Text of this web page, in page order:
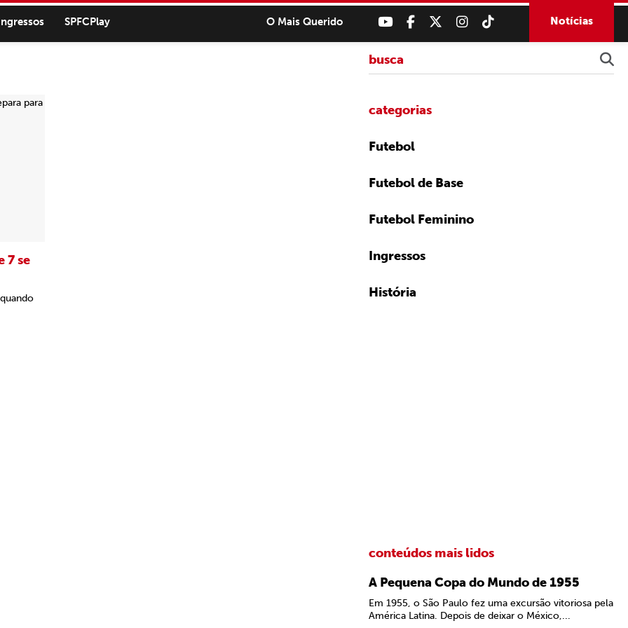
SPFCPlay O Mais Querido Notícias
7 se
categorias
Futebol
Futebol de Base
Futebol Feminino
Ingressos
História
conteúdos mais lidos
A Pequena Copa do Mundo de 1955
Em 1955, o São Paulo fez uma excursão vitoriosa pela
América Latina. Depois de deixar o México,...